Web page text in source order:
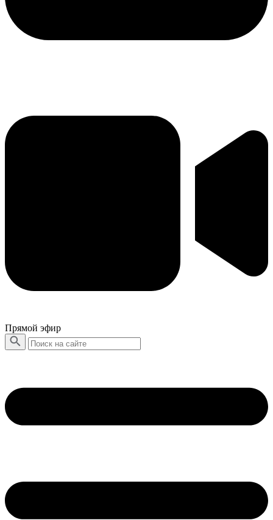
Прямой эфир